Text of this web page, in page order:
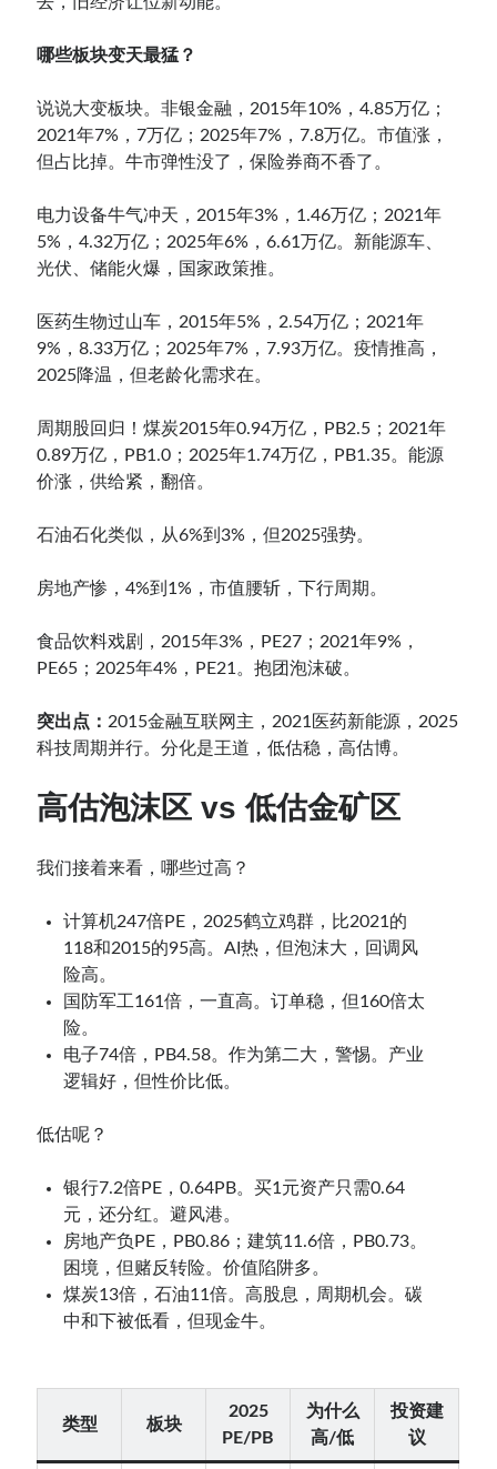
哪些板块变天最猛？
说说大变板块。非银金融，2015年10%，4.85万亿；
2021年7%，7万亿；2025年7%，7.8万亿。市值涨，
但占比掉。牛市弹性没了，保险券商不香了。
电力设备牛气冲天，2015年3%，1.46万亿；2021年
5%，4.32万亿；2025年6%，6.61万亿。新能源车、
光伏、储能火爆，国家政策推。
医药生物过山车，2015年5%，2.54万亿；2021年
9%，8.33万亿；2025年7%，7.93万亿。疫情推高，
2025降温，但老龄化需求在。
周期股回归！煤炭2015年0.94万亿，PB2.5；2021年
0.89万亿，PB1.0；2025年1.74万亿，PB1.35。能源
价涨，供给紧，翻倍。
石油石化类似，从6%到3%，但2025强势。
房地产惨，4%到1%，市值腰斩，下行周期。
食品饮料戏剧，2015年3%，PE27；2021年9%，
PE65；2025年4%，PE21。抱团泡沫破。
突出点： 2015金融互联网主，2021医药新能源，2025
科技周期并行。分化是王道，低估稳，高估博。
高估泡沫区 vs 低估金矿区
我们接着来看，哪些过高？
计算机247倍PE，2025鹤立鸡群，比2021的
118和2015的95高。AI热，但泡沫大，回调风
险高。
国防军工161倍，一直高。订单稳，但160倍太
险。
电子74倍，PB4.58。作为第二大，警惕。产业
逻辑好，但性价比低。
低估呢？
银行7.2倍PE，0.64PB。买1元资产只需0.64
元，还分红。避风港。
房地产负PE，PB0.86；建筑11.6倍，PB0.73。
困境，但赌反转险。价值陷阱多。
煤炭13倍，石油11倍。高股息，周期机会。碳
中和下被低看，但现金牛。
类型 板块
2025
PE/PB
为什么
高/低
投资建
议